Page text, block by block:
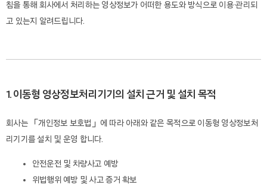
침을 통해 회사에서 처리하는 영상정보가 어떠한 용도와 방식으로 이용·관리되
고 있는지 알려드립니다.
1. 이동형 영상정보처리기기의 설치 근거 및 설치 목적
회사는 「개인정보 보호법」에 따라 아래와 같은 목적으로 이동형 영상정보처
리기기를 설치 및 운영 합니다.
안전운전 및 차량사고 예방
위법행위 예방 및 사고 증거 확보